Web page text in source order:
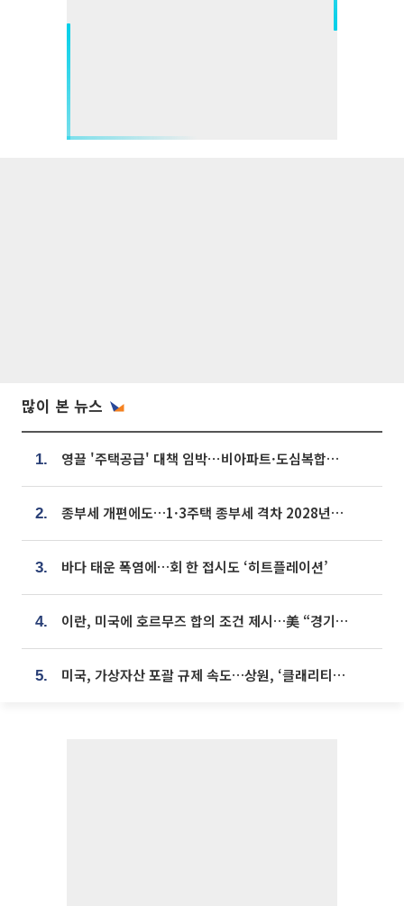
많이 본 뉴스
1. 영끌 '주택공급' 대책 임박⋯비아파트·도심복합까지 총동원
2. 종부세 개편에도…1·3주택 종부세 격차 2028년부터 확대
3. 바다 태운 폭염에…회 한 접시도 ‘히트플레이션’
4. 이란, 미국에 호르무즈 합의 조건 제시…美 “경기 아직 안 끝나” [종합]
5. 미국, 가상자산 포괄 규제 속도…상원, ‘클래리티법’ 9월 절차투표 추진